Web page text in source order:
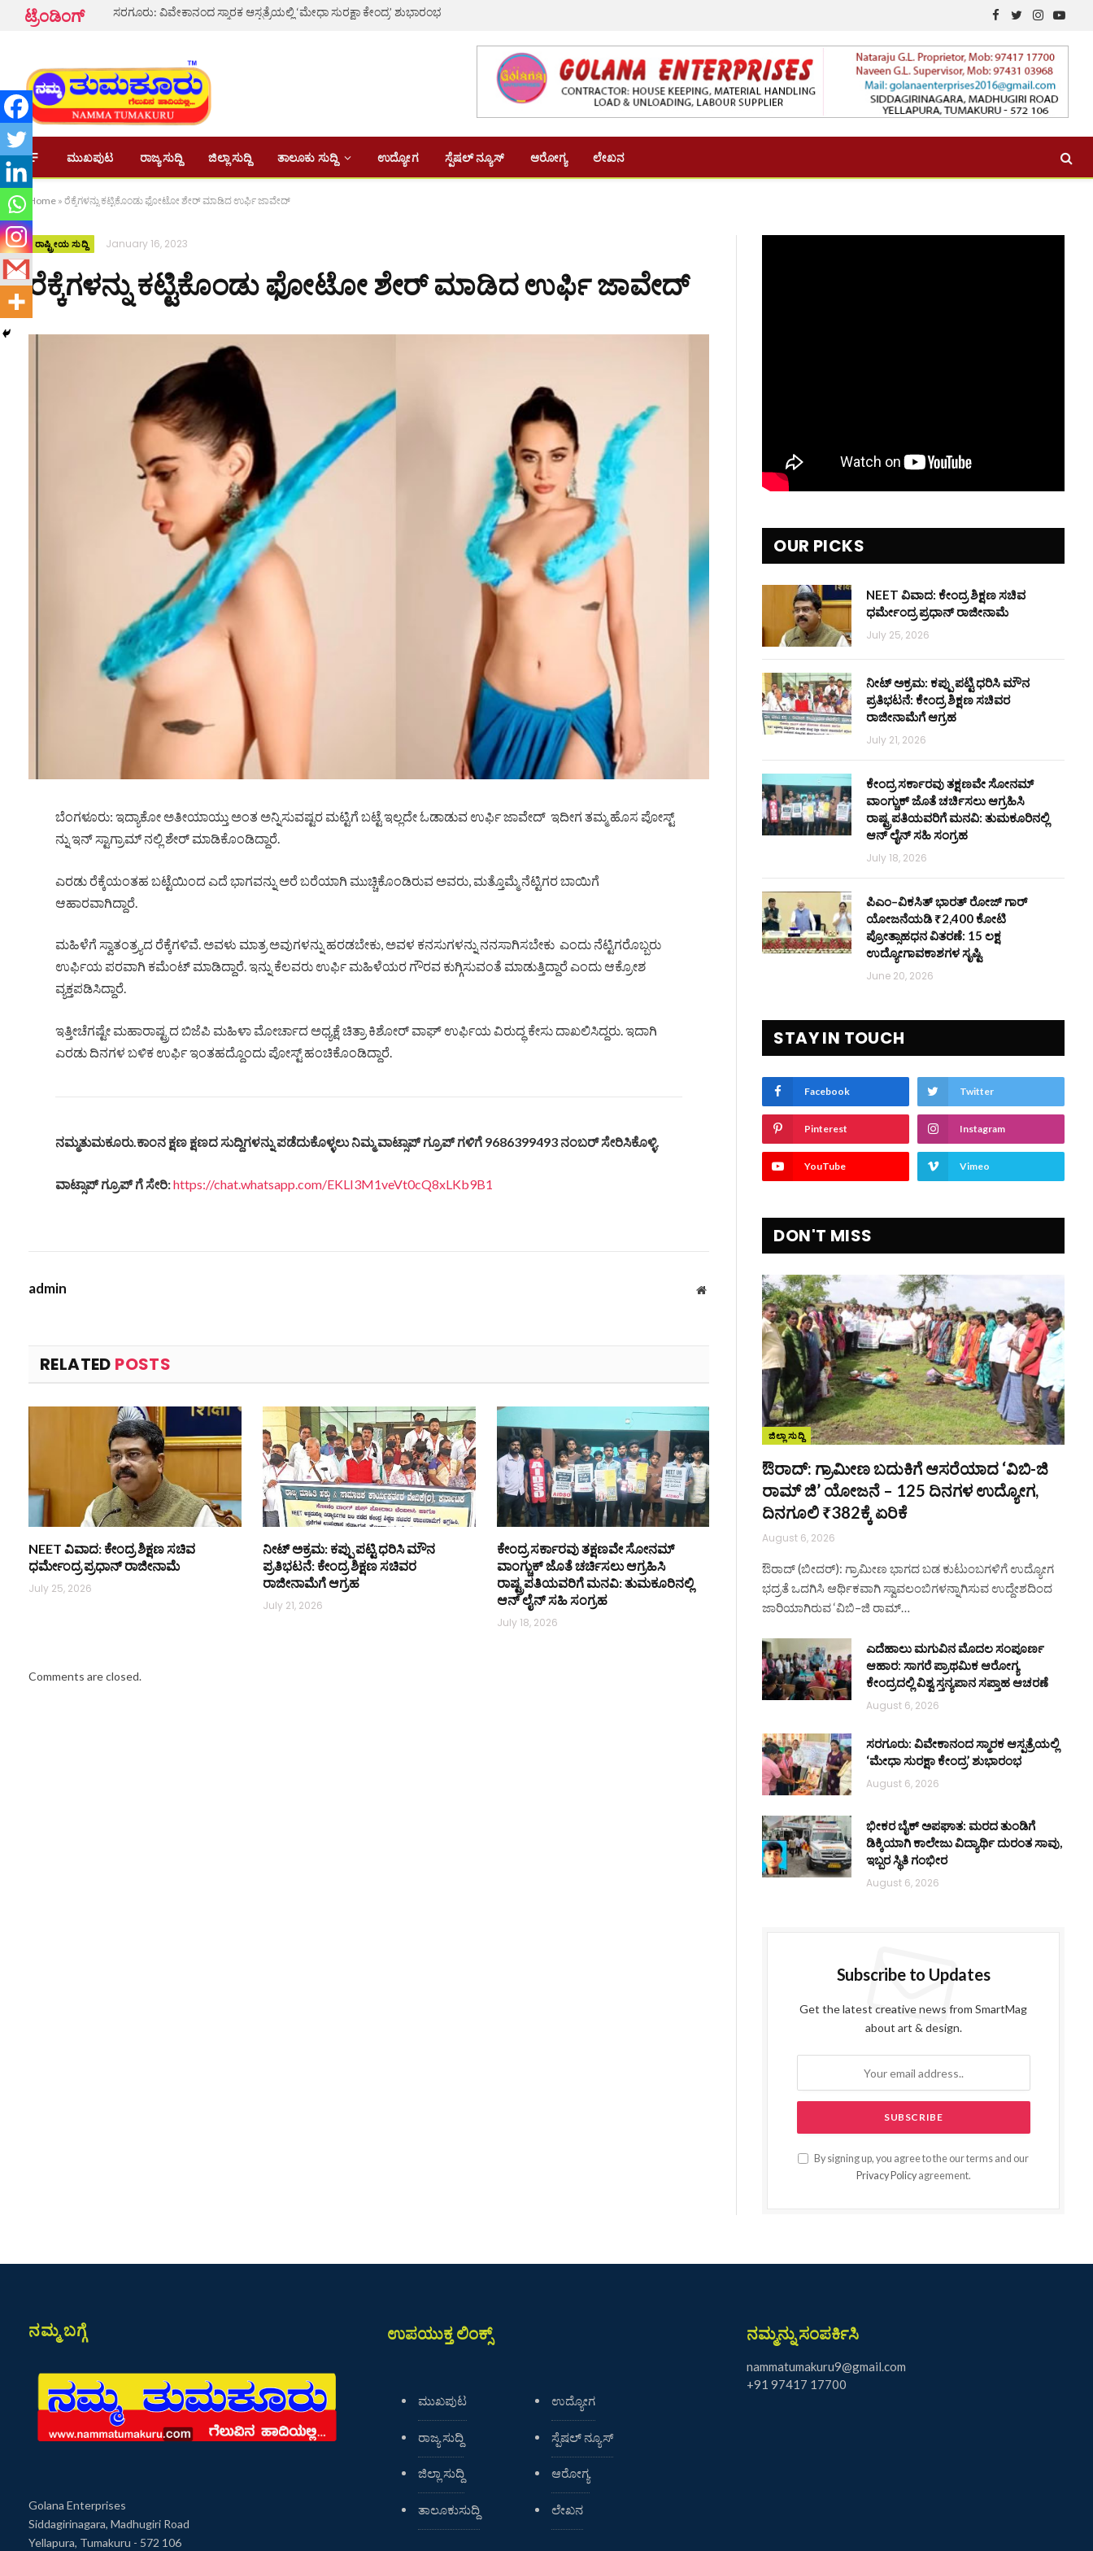
ಟ್ರೆಂಡಿಂಗ್ ಸರಗೂರು: ವಿವೇಕಾನಂದ ಸ್ಮಾರಕ ಆಸ್ಪತ್ರೆಯಲ್ಲಿ ‘ಮೇಧಾ ಸುರಕ್ಷಾ ಕೇಂದ್ರ’ ಶುಭಾರಂಭ
Facebook
TwitterInstagram
ಮುಖಪುಟ ರಾಜ್ಯ ಸುದ್ದಿ ಜಿಲ್ಲಾ ಸುದ್ದಿ ತಾಲೂಕು ಸುದ್ದಿ ಉದ್ಯೋಗ ಸ್ಪೆಷಲ್ ನ್ಯೂಸ್ ಆರೋಗ್ಯ ಲೇಖನ
Home » ರೆಕ್ಕೆಗಳನ್ನು ಕಟ್ಟಿಕೊಂಡು ಫೋಟೋ ಶೇರ್ ಮಾಡಿದ ಉರ್ಫಿ ಜಾವೇದ್
ರಾಷ್ಟ್ರೀಯ ಸುದ್ದಿ January 16, 2023
ರೆಕ್ಕೆಗಳನ್ನು ಕಟ್ಟಿಕೊಂಡು ಫೋಟೋ ಶೇರ್ ಮಾಡಿದ ಉರ್ಫಿ ಜಾವೇದ್
ಬೆಂಗಳೂರು: ಇದ್ಯಾಕೋ ಅತೀಯಾಯ್ತು ಅಂತ ಅನ್ನಿಸುವಷ್ಟರ ಮಟ್ಟಿಗೆ ಬಟ್ಟೆ ಇಲ್ಲದೇ ಓಡಾಡುವ ಉರ್ಫಿ ಜಾವೇದ್ ಇದೀಗ ತಮ್ಮ ಹೊಸ ಪೋಸ್ಟ್
ನ್ನು ಇನ್ ಸ್ಟಾಗ್ರಾಮ್ ನಲ್ಲಿ ಶೇರ್ ಮಾಡಿಕೊಂಡಿದ್ದಾರೆ.
ಎರಡು ರೆಕ್ಕೆಯಂತಹ ಬಟ್ಟೆಯಿಂದ ಎದೆ ಭಾಗವನ್ನು ಅರೆ ಬರೆಯಾಗಿ ಮುಚ್ಚಿಕೊಂಡಿರುವ ಅವರು, ಮತ್ತೊಮ್ಮೆ ನೆಟ್ಟಿಗರ ಬಾಯಿಗೆ
ಆಹಾರವಾಗಿದ್ದಾರೆ.
ಮಹಿಳೆಗೆ ಸ್ವಾತಂತ್ರ್ಯದ ರೆಕ್ಕೆಗಳಿವೆ. ಅವಳು ಮಾತ್ರ ಅವುಗಳನ್ನು ಹರಡಬೇಕು, ಅವಳ ಕನಸುಗಳನ್ನು ನನಸಾಗಿಸಬೇಕು ಎಂದು ನೆಟ್ಟಿಗರೊಬ್ಬರು
ಉರ್ಫಿಯ ಪರವಾಗಿ ಕಮೆಂಟ್ ಮಾಡಿದ್ದಾರೆ. ಇನ್ನು ಕೆಲವರು ಉರ್ಫಿ ಮಹಿಳೆಯರ ಗೌರವ ಕುಗ್ಗಿಸುವಂತೆ ಮಾಡುತ್ತಿದ್ದಾರೆ ಎಂದು ಆಕ್ರೋಶ
ವ್ಯಕ್ತಪಡಿಸಿದ್ದಾರೆ.
ಇತ್ತೀಚೆಗಷ್ಟೇ ಮಹಾರಾಷ್ಟ್ರದ ಬಿಜೆಪಿ ಮಹಿಳಾ ಮೋರ್ಚಾದ ಅಧ್ಯಕ್ಷೆ ಚಿತ್ರಾ ಕಿಶೋರ್ ವಾಘ್ ಉರ್ಫಿಯ ವಿರುದ್ಧ ಕೇಸು ದಾಖಲಿಸಿದ್ದರು. ಇದಾಗಿ
ಎರಡು ದಿನಗಳ ಬಳಿಕ ಉರ್ಫಿ ಇಂತಹದ್ದೊಂದು ಪೋಸ್ಟ್ ಹಂಚಿಕೊಂಡಿದ್ದಾರೆ.
ನಮ್ಮತುಮಕೂರು.ಕಾಂನ ಕ್ಷಣ ಕ್ಷಣದಸುದ್ದಿಗಳನ್ನು ಪಡೆದುಕೊಳ್ಳಲುನಿಮ್ಮ ವಾಟ್ಸಾಪ್ ಗ್ರೂಪ್ ಗಳಿಗೆ9686399493 ನಂಬರ್ಸೇರಿಸಿಕೊಳ್ಳಿ.
ವಾಟ್ಸಾಪ್ ಗ್ರೂಪ್ ಗೆ ಸೇರಿ:https://chat.whatsapp.com/EKLI3M1veVt0cQ8xLKb9B1
admin Website
RELATED POSTS
NEET ವಿವಾದ: ಕೇಂದ್ರ ಶಿಕ್ಷಣ ಸಚಿವ
ಧರ್ಮೇಂದ್ರ ಪ್ರಧಾನ್ ರಾಜೀನಾಮೆ
July 25, 2026
ನೀಟ್ ಅಕ್ರಮ: ಕಪ್ಪು ಪಟ್ಟಿ ಧರಿಸಿ ಮೌನ
ಪ್ರತಿಭಟನೆ: ಕೇಂದ್ರ ಶಿಕ್ಷಣ ಸಚಿವರ
ರಾಜೀನಾಮೆಗೆ ಆಗ್ರಹ
July 21, 2026
ಕೇಂದ್ರ ಸರ್ಕಾರವು ತಕ್ಷಣವೇ ಸೋನಮ್
ವಾಂಗ್ಚುಕ್ ಜೊತೆ ಚರ್ಚಿಸಲು ಆಗ್ರಹಿಸಿ
ರಾಷ್ಟ್ರಪತಿಯವರಿಗೆ ಮನವಿ: ತುಮಕೂರಿನಲ್ಲಿ
ಆನ್‌ ಲೈನ್ ಸಹಿ ಸಂಗ್ರಹ
July 18, 2026
Comments are closed.
OUR PICKS
NEET ವಿವಾದ: ಕೇಂದ್ರ ಶಿಕ್ಷಣ ಸಚಿವ
ಧರ್ಮೇಂದ್ರ ಪ್ರಧಾನ್ ರಾಜೀನಾಮೆ
July 25, 2026
ನೀಟ್ ಅಕ್ರಮ: ಕಪ್ಪು ಪಟ್ಟಿ ಧರಿಸಿ ಮೌನ
ಪ್ರತಿಭಟನೆ: ಕೇಂದ್ರ ಶಿಕ್ಷಣ ಸಚಿವರ
ರಾಜೀನಾಮೆಗೆ ಆಗ್ರಹ
July 21, 2026
ಕೇಂದ್ರ ಸರ್ಕಾರವು ತಕ್ಷಣವೇ ಸೋನಮ್
ವಾಂಗ್ಚುಕ್ ಜೊತೆ ಚರ್ಚಿಸಲು ಆಗ್ರಹಿಸಿ
ರಾಷ್ಟ್ರಪತಿಯವರಿಗೆ ಮನವಿ: ತುಮಕೂರಿನಲ್ಲಿ
ಆನ್‌ ಲೈನ್ ಸಹಿ ಸಂಗ್ರಹ
July 18, 2026
ಪಿಎಂ–ವಿಕಸಿತ್ ಭಾರತ್ ರೋಜ್‌ ಗಾರ್
ಯೋಜನೆಯಡಿ ₹2,400 ಕೋಟಿ
ಪ್ರೋತ್ಸಾಹಧನ ವಿತರಣೆ: 15 ಲಕ್ಷ
ಉದ್ಯೋಗಾವಕಾಶಗಳ ಸೃಷ್ಟಿ
June 20, 2026
STAY IN TOUCH
Facebook Twitter
Pinterest Instagram
YouTube Vimeo
DON'T MISS
ಜಿಲ್ಲಾ ಸುದ್ದಿ
ಔರಾದ್: ಗ್ರಾಮೀಣ ಬದುಕಿಗೆ ಆಸರೆಯಾದ ‘ವಿಬಿ-ಜಿ
ರಾಮ್ ಜಿ’ ಯೋಜನೆ – 125 ದಿನಗಳ ಉದ್ಯೋಗ,
ದಿನಗೂಲಿ ₹382ಕ್ಕೆ ಏರಿಕೆ
August 6, 2026
ಔರಾದ್ (ಬೀದರ್): ಗ್ರಾಮೀಣ ಭಾಗದ ಬಡ ಕುಟುಂಬಗಳಿಗೆ ಉದ್ಯೋಗ
ಭದ್ರತೆ ಒದಗಿಸಿ ಆರ್ಥಿಕವಾಗಿ ಸ್ವಾವಲಂಬಿಗಳನ್ನಾಗಿಸುವ ಉದ್ದೇಶದಿಂದ
ಜಾರಿಯಾಗಿರುವ ‘ವಿಬಿ–ಜಿ ರಾಮ್…
ಎದೆಹಾಲು ಮಗುವಿನ ಮೊದಲ ಸಂಪೂರ್ಣ
ಆಹಾರ: ಸಾಗರೆ ಪ್ರಾಥಮಿಕ ಆರೋಗ್ಯ
ಕೇಂದ್ರದಲ್ಲಿ ವಿಶ್ವ ಸ್ತನ್ಯಪಾನ ಸಪ್ತಾಹ ಆಚರಣೆ
August 6, 2026
ಸರಗೂರು: ವಿವೇಕಾನಂದ ಸ್ಮಾರಕ ಆಸ್ಪತ್ರೆಯಲ್ಲಿ
‘ಮೇಧಾ ಸುರಕ್ಷಾ ಕೇಂದ್ರ’ ಶುಭಾರಂಭ
August 6, 2026
ಭೀಕರ ಬೈಕ್ ಅಪಘಾತ: ಮರದ ತುಂಡಿಗೆ
ಡಿಕ್ಕಿಯಾಗಿ ಕಾಲೇಜು ವಿದ್ಯಾರ್ಥಿ ದುರಂತ ಸಾವು,
ಇಬ್ಬರ ಸ್ಥಿತಿ ಗಂಭೀರ
August 6, 2026
Subscribe to Updates
Get the latest creative news from SmartMag
about art & design.
By signing up, you agree to the our terms and our
Privacy Policyagreement.
ನಮ್ಮ ಬಗ್ಗೆ
Golana Enterprises
Siddagirinagara, Madhugiri Road
Yellapura, Tumakuru - 572 106
ಉಪಯುಕ್ತ ಲಿಂಕ್ಸ್
ಮುಖಪುಟ
ರಾಜ್ಯ ಸುದ್ದಿ
ಜಿಲ್ಲಾ ಸುದ್ದಿ
ತಾಲೂಕುಸುದ್ದಿ
ಉದ್ಯೋಗ
ಸ್ಪೆಷಲ್ ನ್ಯೂಸ್
ಆರೋಗ್ಯ
ಲೇಖನ
ನಮ್ಮನ್ನು ಸಂಪರ್ಕಿಸಿ
nammatumakuru9@gmail.com
+91 97417 17700